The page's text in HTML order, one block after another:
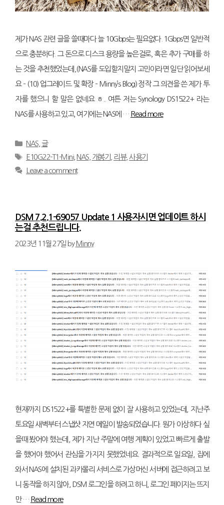
제가 NAS 관련 글을 쓸때마다 늘 10Gbps는 필요없다. 1Gbps면 일반적
으로 충분하다. 그 돈으로 디스크 용량을 높은걸로, 혹은 추가 구매를 하
는 것을 추천했었는데,(NAS를 도입할지말지 고민이라면 일단 읽어보세
요 – (10) 업그레이드 및 확장 – Minny’s Blog) 정작 그 의견을 쓴 제가 투
자를 했으니 할 말은 없네요 ㅎ.. 여튼 저는 Synology DS1522+ 라는
NAS를 사용하고 있고, 여기에는 NAS에 … Read more
Categories
NAS, 글
Tags
E10G22-T1-Mini, NAS, 개봉기 리뷰, 사용기
Leave a comment
DSM 7.2.1-69057 Update 1 사용자시면 업데이트 하시
는걸 추천드립니다.
2023년 11월 27일 by Minny
현재까지 DS1522+를 특별한 문제 없이 잘 사용하고 있었는데, 지난주
토요일 새벽부터 스냅샷 지연 메일이 발송되었습니다. 뭔가 이상하다 싶
을때 봤어야 했는데, 제가 지난 주말에 여행 계획이 있었고 빠르게 출발
을 했어야 했어서 관심을 가지지 못했었네요. 결과적으로 일요일, 집에
와서 NAS에 설치된 과카몰리 서비스로 가상머신 서버에 접근하려고 보
니 동작을 하지 않아, DSM 로그인을 하려고 하니, 로그인 페이지는 뜨지
만 … Read more